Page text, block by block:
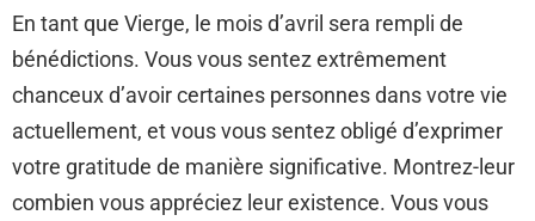
En tant que Vierge, le mois d’avril sera rempli de
bénédictions. Vous vous sentez extrêmement
chanceux d’avoir certaines personnes dans votre vie
actuellement, et vous vous sentez obligé d’exprimer
votre gratitude de manière significative. Montrez-leur
combien vous appréciez leur existence. Vous vous